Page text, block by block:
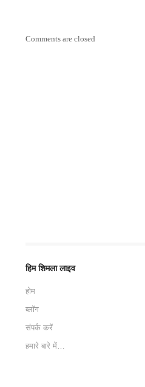
Comments are closed
हिम शिमला लाइव
होम
ब्लॉग
संपर्क करें
हमारे बारे में…